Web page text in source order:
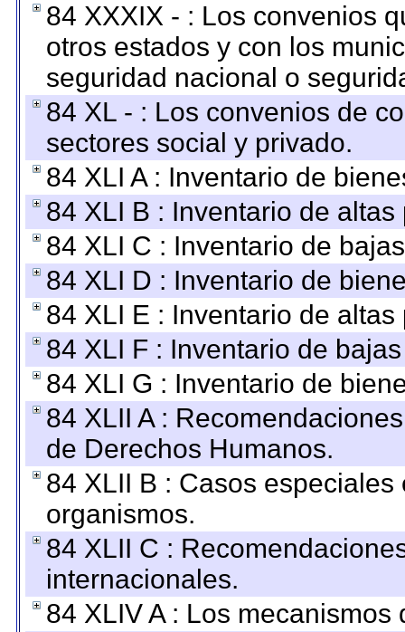
84 XXXIX - : Los convenios
otros estados y con los
seguridad nacional o
84 XL - : Los convenios de
sectores social y privado.
84 XLI A : Inventario de
84 XLI B : Inventario de
84 XLI C : Inventario de
84 XLI D : Inventario de
84 XLI E : Inventario de
84 XLI F : Inventario de
84 XLI G : Inventario de
84 XLII A :
de Derechos Humanos.
84 XLII B : Casos
organismos.
84 XLII C :
internacionales.
84 XLIV A : Los